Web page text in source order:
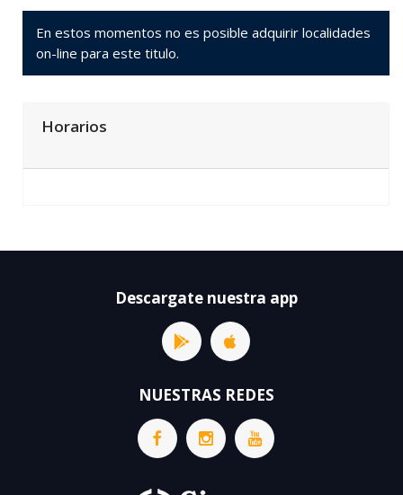
En estos momentos no es posible adquirir localidades
on-line para este titulo.
Horarios
Descargate nuestra app
NUESTRAS REDES